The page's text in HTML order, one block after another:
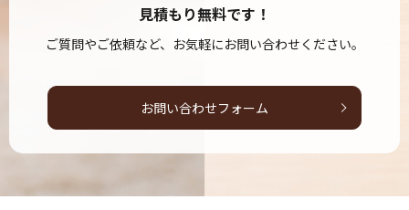
見積もり無料です！
ご質問やご依頼など、お気軽にお問い合わせください。
お問い合わせフォーム